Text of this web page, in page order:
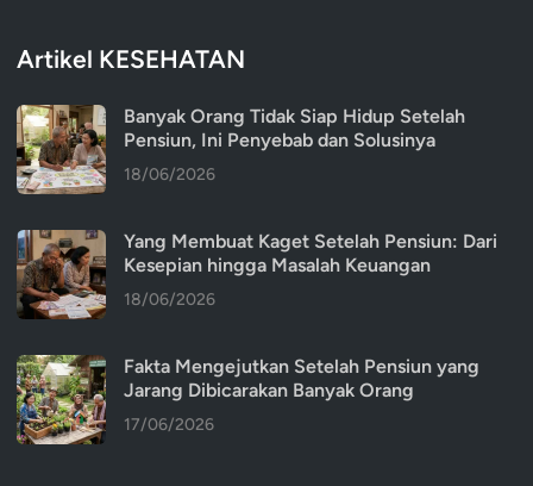
Artikel KESEHATAN
Banyak Orang Tidak Siap Hidup Setelah
Pensiun, Ini Penyebab dan Solusinya
18/06/2026
Yang Membuat Kaget Setelah Pensiun: Dari
Kesepian hingga Masalah Keuangan
18/06/2026
Fakta Mengejutkan Setelah Pensiun yang
Jarang Dibicarakan Banyak Orang
17/06/2026